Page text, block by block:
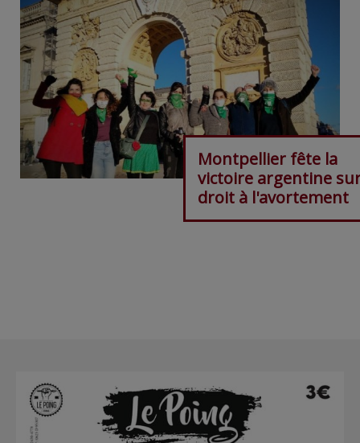
Montpellier fête la
victoire argentine
droit à l'avortement